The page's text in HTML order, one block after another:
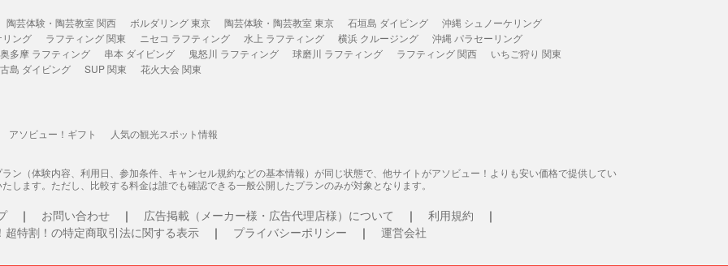
陶芸体験・陶芸教室 関西 ボルダリング 東京 陶芸体験・陶芸教室 東京 石垣島 ダイビング
沖縄 シュノーケリング
ング ラフティング 関東 ニセコ ラフティング 水上 ラフティング 横浜 クルージング
沖縄 パラセーリング
奥多摩 ラフティング 串本 ダイビング 鬼怒川 ラフティング 球磨川 ラフティング ラフティング 関西
いちご狩り 関東
島 ダイビング SUP 関東 花火大会 関東
アソビュー！ギフト 人気の観光スポット情報
ン（体験内容、利用日、参加条件、キャンセル規約などの基本情報）が同じ状態で、他サイトがアソビュー！よりも安い価格で提供してい
します。ただし、比較する料金は誰でも確認できる一般公開したプランのみが対象となります。
お問い合わせ 広告掲載（メーカー様・広告代理店様）について
利用規約
超特割！の特定商取引法に関する表示
プライバシーポリシー 運営会社